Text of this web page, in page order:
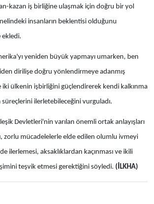
kazan iş birliğine ulaşmak için doğru bir yol
insanların beklentisi olduğunu
ekledi.
yeniden büyük yapmayı umarken, ben
dirilişe doğru yönlendirmeye adanmış
ülkenin işbirliğini güçlendirerek kendi kalkınma
ilerletebileceğini vurguladı.
Devletleri'nin varılan önemli ortak anlayışları
zorlu mücadelelerle elde edilen olumlu ivmeyi
ilerlemesi, aksaklıklardan kaçınması ve ikili
teşvik etmesi gerektiğini söyledi. (İLKHA)